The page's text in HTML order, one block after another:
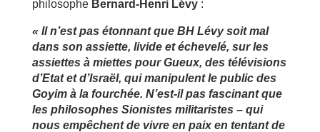
philosophe Bernard-Henri Lévy:
« Il n’est pas étonnant que BH Lévy soit mal
dans son assiette, livide et échevelé, sur les
assiettes à miettes pour Gueux, des télévisions
d’Etat et d’Israël, qui manipulent le public des
Goyim à la fourchée. N’est-il pas fascinant que
les philosophes Sionistes militaristes – qui
nous empêchent de vivre en paix en tentant de